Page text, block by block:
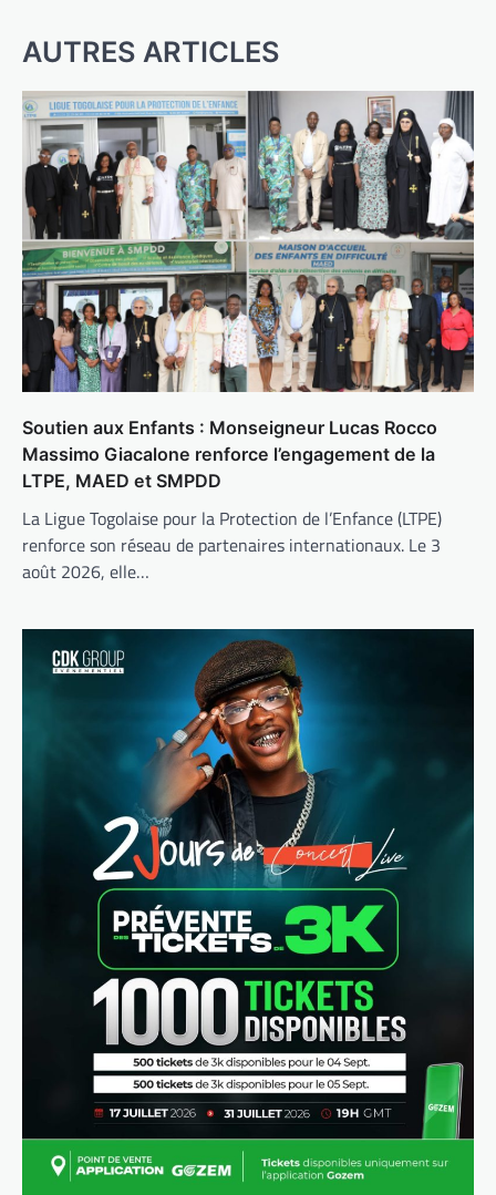
AUTRES ARTICLES
Soutien aux Enfants : Monseigneur Lucas Rocco
Massimo Giacalone renforce l’engagement de la
LTPE, MAED et SMPDD
La Ligue Togolaise pour la Protection de l’Enfance (LTPE)
renforce son réseau de partenaires internationaux. Le 3
août 2026, elle…